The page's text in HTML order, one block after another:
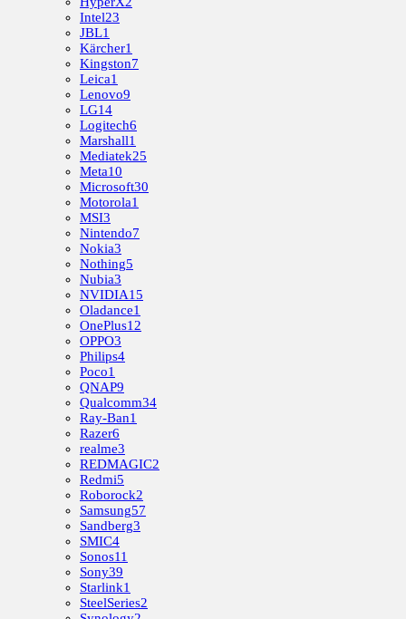
Intel23
JBL1
Kärcher1
Kingston7
Leica1
Lenovo9
LG14
Logitech6
Marshall1
Mediatek25
Meta10
Microsoft30
Motorola1
MSI3
Nintendo7
Nokia3
Nothing5
Nubia3
NVIDIA15
Oladance1
OnePlus12
OPPO3
Philips4
Poco1
QNAP9
Qualcomm34
Ray-Ban1
Razer6
realme3
REDMAGIC2
Redmi5
Roborock2
Samsung57
Sandberg3
SMIC4
Sonos11
Sony39
Starlink1
SteelSeries2